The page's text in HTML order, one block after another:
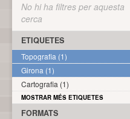
No hi ha filtres per aquesta
cerca
ETIQUETES
Topografia (1)
Girona (1)
Cartografia (1)
MOSTRAR MÉS ETIQUETES
FORMATS